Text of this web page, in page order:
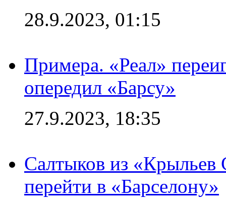
28.9.2023, 01:15
Примера. «Реал»
опередил «Барсу»
27.9.2023, 18:35
Салтыков из «Крыльев
перейти в «Барселону»